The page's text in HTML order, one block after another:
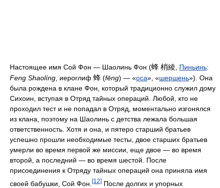
Настоящее имя Сой Фон — Шаолинь Фон (蜂 梢綾 Пиньинь:
Feng Shaolíng , иероглиф 蜂 (fēng) — «оса», «шершень»). Она
была рождена в клане Фон, который традиционно служил дому
Сихоин, вступая в Отряд тайных операций. Любой, кто не
проходил тест и не попадал в Отряд, моментально изгонялся
из клана, поэтому на Шаолинь с детства лежала большая
ответственность. Хотя и она, и пятеро старший братьев
успешно прошли необходимые тесты, двое старших братьев
умерли во время первой же миссии, еще двое — во время
второй, а последний — во время шестой. После
присоединения к Отряду тайных операций она приняла имя
своей бабушки, Сой Фон. [12] После долгих и упорных